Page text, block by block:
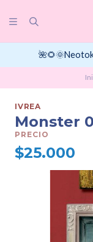
IVREA
Monster
PRECIO
$25.000